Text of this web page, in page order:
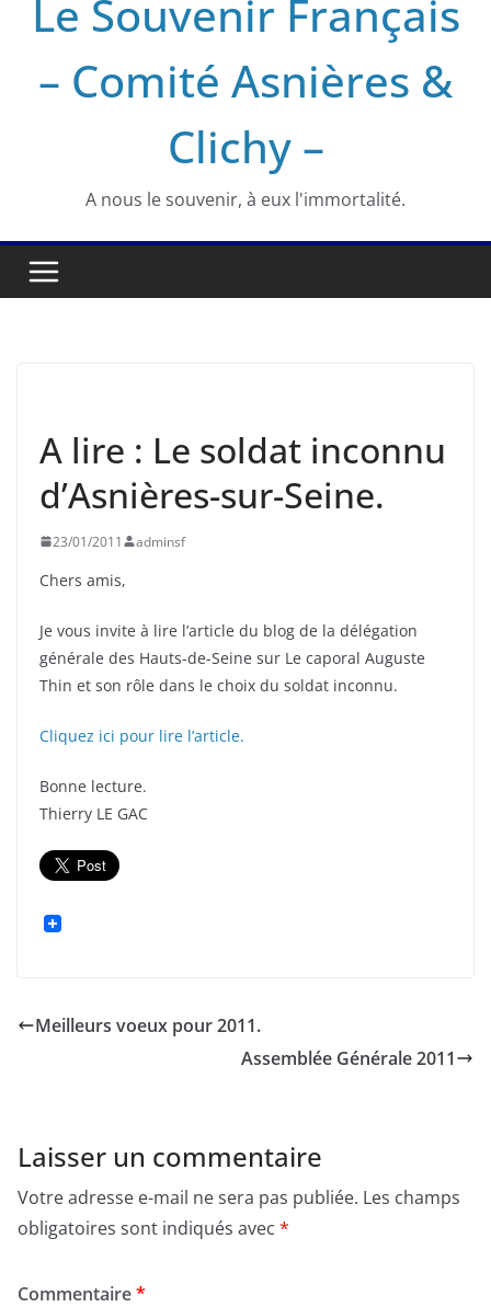
Le Souvenir Français
– Comité Asnières &
Clichy –
A nous le souvenir, à eux l'immortalité.
A lire : Le soldat inconnu
d’Asnières-sur-Seine.
23/01/2011 adminsf
Chers amis,
Je vous invite à lire l’article du blog de la délégation
générale des Hauts-de-Seine sur Le caporal Auguste
Thin et son rôle dans le choix du soldat inconnu.
Cliquez ici pour lire l’article.
Bonne lecture.
Thierry LE GAC
Meilleurs voeux pour 2011.
Assemblée Générale 2011
Laisser un commentaire
Votre adresse e-mail ne sera pas publiée. Les champs
obligatoires sont indiqués avec *
Commentaire*